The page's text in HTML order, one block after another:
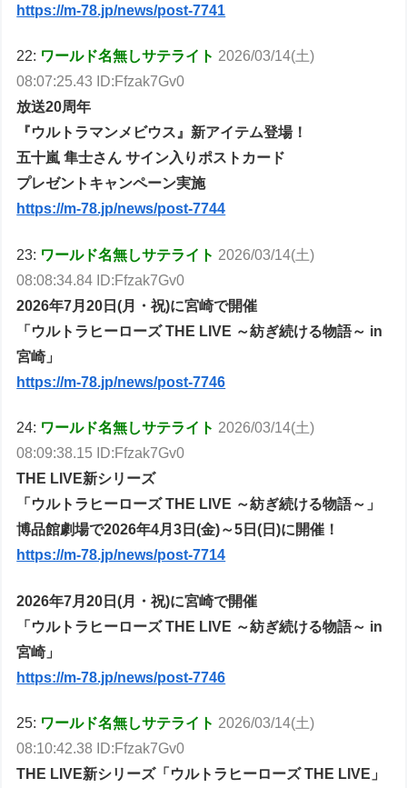
https://m-78.jp/news/post-7741
22: ワールド名無しサテライト 2026/03/14(土)
08:07:25.43 ID:Ffzak7Gv0
放送20周年
『ウルトラマンメビウス』新アイテム登場！
五十嵐 隼士さん サイン入りポストカード
プレゼントキャンペーン実施
https://m-78.jp/news/post-7744
23: ワールド名無しサテライト 2026/03/14(土)
08:08:34.84 ID:Ffzak7Gv0
2026年7月20日(月・祝)に宮崎で開催
「ウルトラヒーローズ THE LIVE ～紡ぎ続ける物語～ in
宮崎」
https://m-78.jp/news/post-7746
24: ワールド名無しサテライト 2026/03/14(土)
08:09:38.15 ID:Ffzak7Gv0
THE LIVE新シリーズ
「ウルトラヒーローズ THE LIVE ～紡ぎ続ける物語～」
博品館劇場で2026年4月3日(金)～5日(日)に開催！
https://m-78.jp/news/post-7714
2026年7月20日(月・祝)に宮崎で開催
「ウルトラヒーローズ THE LIVE ～紡ぎ続ける物語～ in
宮崎」
https://m-78.jp/news/post-7746
25: ワールド名無しサテライト 2026/03/14(土)
08:10:42.38 ID:Ffzak7Gv0
THE LIVE新シリーズ「ウルトラヒーローズ THE LIVE」